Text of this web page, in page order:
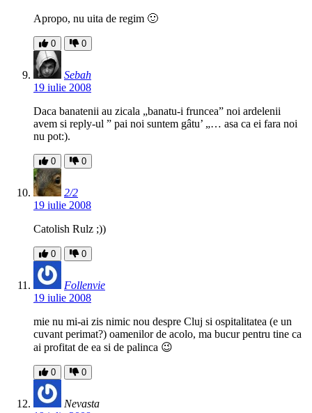
Apropo, nu uita de regim 🙂
0 0
Sebah
19 iulie 2008
Daca banatenii au zicala „banatu-i fruncea” noi ardelenii
avem si reply-ul ” pai noi suntem gâtu’ „… asa ca ei fara noi
nu pot:).
0 0
2/2
19 iulie 2008
Catolish Rulz ;))
0 0
Follenvie
19 iulie 2008
mie nu mi-ai zis nimic nou despre Cluj si ospitalitatea (e un
cuvant perimat?) oamenilor de acolo, ma bucur pentru tine ca
ai profitat de ea si de palinca 😉
0 0
Nevasta